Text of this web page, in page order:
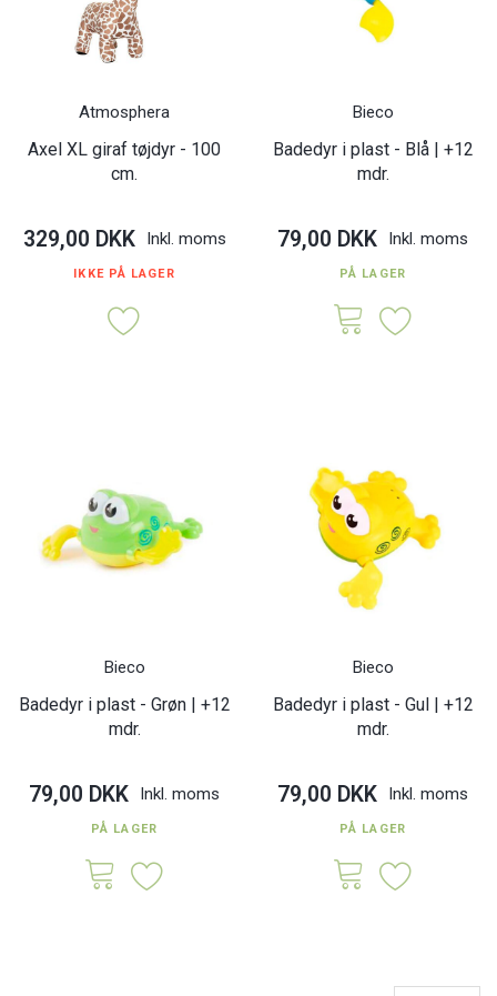
Atmosphera
Axel XL giraf tøjdyr - 100
cm.
329,00 DKK Inkl. moms
IKKE PÅ LAGER
Bieco
Badedyr i plast - Blå | +12
mdr.
79,00 DKK Inkl. moms
PÅ LAGER
Bieco
Badedyr i plast - Grøn | +12
mdr.
79,00 DKK Inkl. moms
PÅ LAGER
Bieco
Badedyr i plast - Gul | +12
mdr.
79,00 DKK Inkl. moms
PÅ LAGER